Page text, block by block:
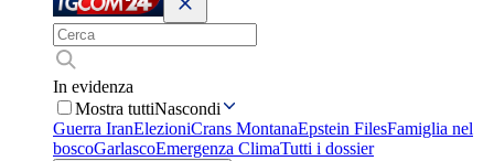
In evidenza
Mostra tuttiNascondi
Guerra IranElezioniCrans MontanaEpstein FilesFamiglia nel
boscoGarlascoEmergenza ClimaTutti i dossier